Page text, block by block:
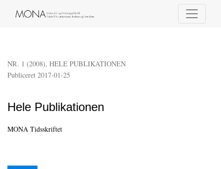
NR. 1 (2008), HELE PUBLIKATIONEN
Hele Publikationen
Publiceret 2017-01-25
MONA Tidsskriftet